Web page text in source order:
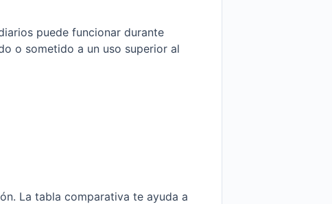
puede funcionar durante
o sometido a un uso superior al
La tabla comparativa te ayuda a